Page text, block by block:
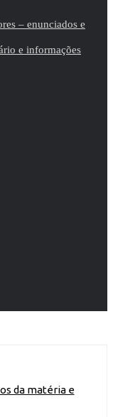
– enunciados e
e informações
da matéria e